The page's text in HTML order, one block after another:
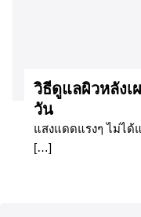
วิธีดูแลผิวหลัง
วัน
แสงแดดแรงๆ ไม่ได้
[…]